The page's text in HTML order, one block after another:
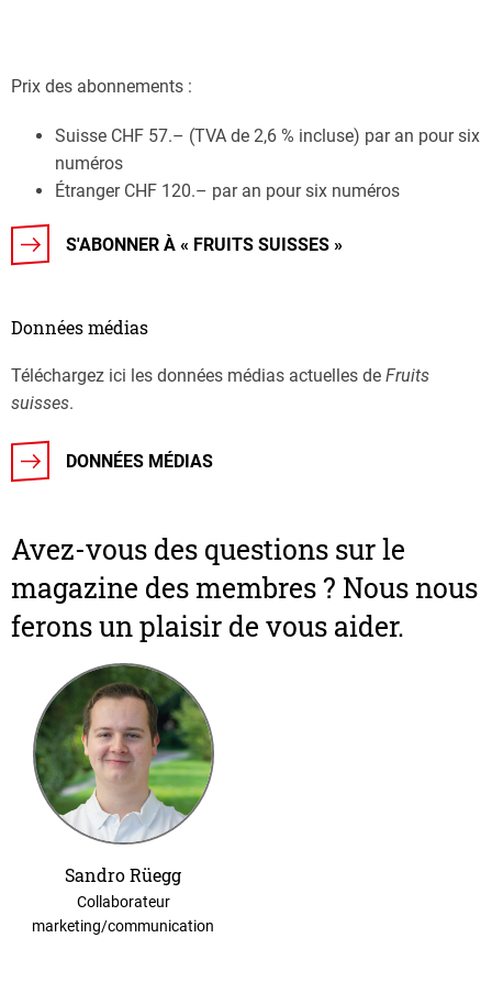
Prix des abonnements :
Suisse CHF 57.– (TVA de 2,6 % incluse) par an pour six
numéros
Étranger CHF 120.– par an pour six numéros
S'ABONNER À « FRUITS SUISSES »
Données médias
Téléchargez ici les données médias actuelles de Fruits
suisses.
DONNÉES MÉDIAS
Avez-vous des questions sur le
magazine des membres ? Nous nous
ferons un plaisir de vous aider.
Sandro Rüegg
Collaborateur
marketing/communication